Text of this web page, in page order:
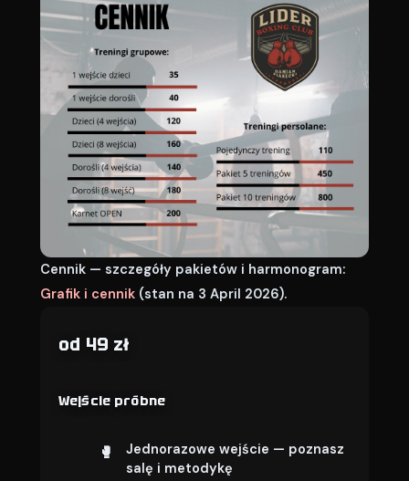
Cennik — szczegóły pakietów i harmonogram:
Grafik i cennik (stan na 3 April 2026).
od 49 zł
Wejście próbne
Jednorazowe wejście — poznasz
salę i metodykę